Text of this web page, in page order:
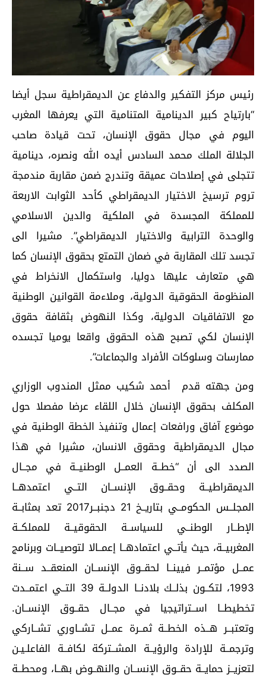
رئيس مركز التفكير والدفاع عن الديمقراطية سجل أيضا
“بارتياح كبير الدينامية المتنامية التي يعرفها المغرب
اليوم في مجال حقوق الإنسان، تحت قيادة صاحب
الجلالة الملك محمد السادس أيده الله ونصره، دينامية
تتجلى في إصلاحات عميقة وتندرج ضمن مقاربة مندمجة
تروم ترسيخ الاختيار الديمقراطي كأحد الثوابت الاربعة
للمملكة المجسدة في الملكية والدين الاسلامي
والوحدة الترابية والاختيار الديمقراطي”. مشيرا الى
تجسد تلك المقاربة في ضمان التمتع بحقوق الإنسان كما
هي متعارف عليها دوليا، واستكمال الانخراط في
المنظومة الحقوقية الدولية، وملاءمة القوانين الوطنية
مع الاتفاقيات الدولية، وكذا النهوض بثقافة حقوق
الإنسان لكي تصبح هذه الحقوق واقعا يوميا تجسده
ممارسات وسلوكات الأفراد والجماعات”.
ومن جهته قدم أحمد شكيب ممثل المندوب الوزاري
المكلف بحقوق الإنسان خلال اللقاء عرضا مفصلا حول
موضوع آفاق ورافعات إعمال وتنفيذ الخطة الوطنية في
مجال الديمقراطية وحقوق الانسان، مشيرا في هذا
الصدد الى أن “خطــة العمــل الوطنيــة في مجــال
الديمقراطيــة وحقــوق الإنســان التــي اعتمدهــا
المجلــس الحكومــي بتاريــخ 21 دجنبــر2017 تعد بمثابــة
الإطــار الوطنــي للسياســة الحقوقيــة للمملكــة
المغربيــة، حيث يأتــي اعتمادهــا إعمــالا لتوصيــات وبرنامج
عمــل مؤتمــر فيينــا لحقــوق الإنســان المنعقــد ســنة
1993، لتكــون بذلــك بلادنــا الدولــة 39 التــي اعتمــدت
تخطيطــا اســتراتيجيا في مجــال حقــوق الإنســان.
وتعتبــر هــذه الخطــة ثمــرة عمــل تشــاوري تشــاركي
وترجمــة للإرادة والرؤيــة المشــتركة لكافــة الفاعلـيـن
لتعزيــز حمايــة حقــوق الإنســان والنهــوض بهــا، ومحطــة